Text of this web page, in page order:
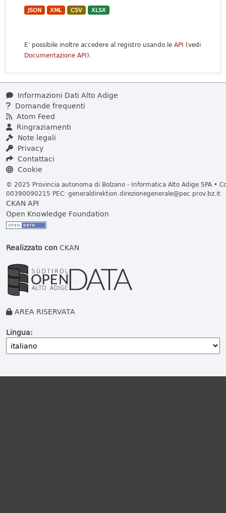
JSON XML CSV XLSX
E' possibile inoltre accedere al registro usando le API (vedi
Documentazione API).
Informazioni Dati Alto Adige
Domande frequenti
Atom Feed
Ringraziamenti
Note legali
Privacy
Contattaci
Cookie
© 2025 Provincia autonoma di Bolzano - Informatica Alto Adige SPA •
00390090215 PEC: generaldirektion.direzionegenerale@pec.prov.bz.it
CKAN API
Open Knowledge Foundation
Realizzato conCKAN
AREA RISERVATA
Lingua